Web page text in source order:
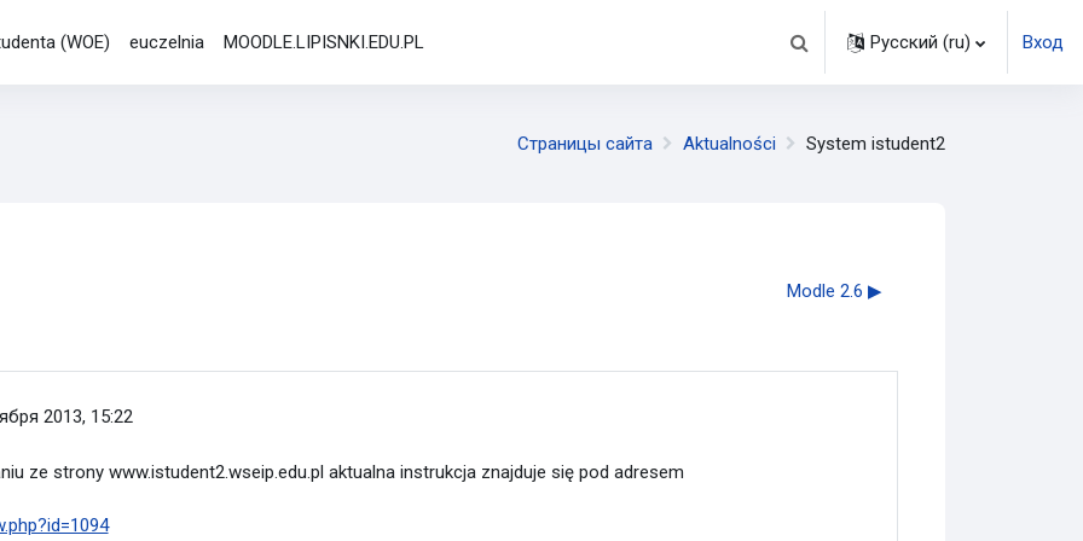
(WOE) euczelnia MOODLE.LIPISNKI.EDU.PL
Изменить данные поисковой
Русский ‎(ru)‎ Вход
Страницы сайта Aktualności System istudent2
Modle 2.6 ▶︎
2013, 15:22
ze strony www.istudent2.wseip.edu.pl aktualna instrukcja znajduje się pod adresem